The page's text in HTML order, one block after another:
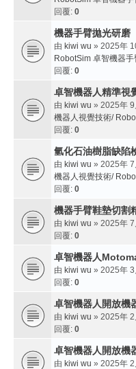
回覆: 0
機器手臂拋光研磨
由 kiwi wu » 2025年
RobotSim 卓智機器
回覆: 0
卓智機器人精準視
由 kiwi wu » 2025年
機器人視覺技術/
回覆: 0
氫化石油樹脂缺陷
由 kiwi wu » 2025年
機器人視覺技術/
回覆: 0
機器手臂鞋墊切割
由 kiwi wu » 2025年
回覆: 0
卓智機器人
由 kiwi wu » 2025年
回覆: 0
卓智機器人開放機
由 kiwi wu » 2025年
回覆: 0
卓智機器人開放機
由 kiwi wu » 2025年